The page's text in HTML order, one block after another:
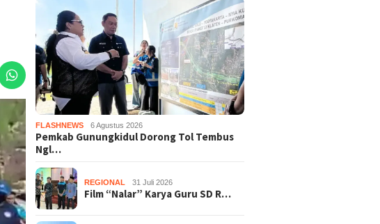
FLASHNEWS 6 Agustus 2026
Pemkab Gunungkidul Dorong Tol Tembus
Ngl…
REGIONAL 31 Juli 2026
Film “Nalar” Karya Guru SD R…